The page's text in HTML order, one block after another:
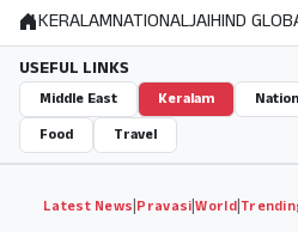
KERALAMNATIONALJAIHIND
USEFUL LINKS
Middle East Keralam
Food
Travel
Latest News|Pravasi|World|